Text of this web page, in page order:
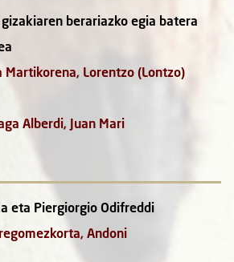
berariazko egia batera
Martikorena, Lorentzo (Lontzo)
Alberdi, Juan Mari
eta Piergiorgio Odifreddi
Andoni